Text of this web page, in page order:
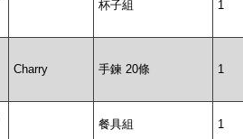
杯子組 1
Charry 手鍊 20條 1
餐具組 1